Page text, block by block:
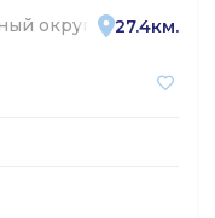
округ, посёлок
27.4км.